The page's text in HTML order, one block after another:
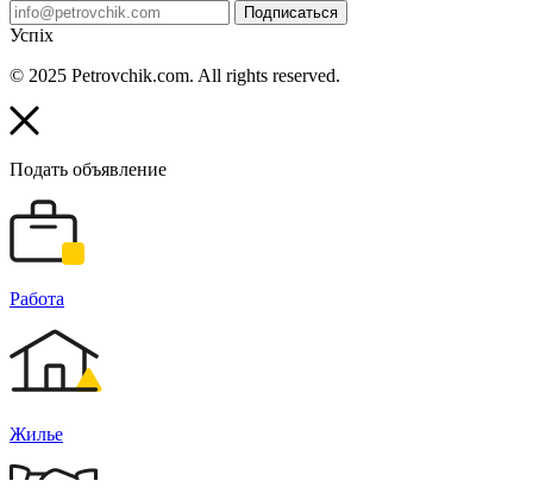
Подписаться
Успіх
© 2025 Petrovchik.com. All rights reserved.
Подать объявление
Работа
Жилье